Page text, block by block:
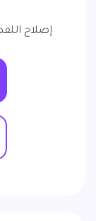
إصلاح